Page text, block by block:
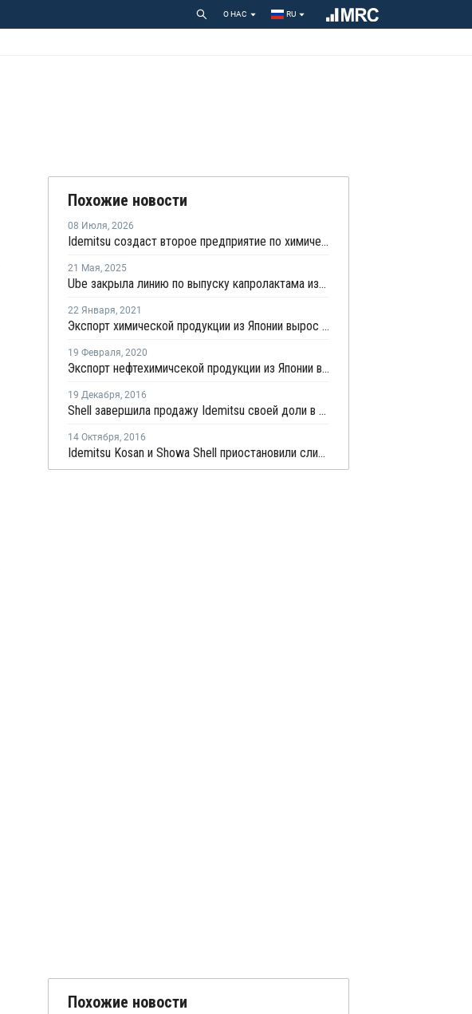
О НАС RU
Похожие новости
08 Июля, 2026
Idemitsu создаст второе предприятие по химической переработке отходов в Японии
21 Мая, 2025
Ube закрыла линию по выпуску капролактама из-за технической проблемы в Таиланде
22 Января, 2021
Экспорт химической продукции из Японии вырос в декабре на 10%
19 Февраля, 2020
Экспорт нефтехимичсекой продукции из Японии в январе снизился на 4,5%
19 Декабря, 2016
Shell завершила продажу Idemitsu своей доли в Showa Shell Sekiyu
14 Октября, 2016
Idemitsu Kosan и Showa Shell приостановили слияние компаний
Похожие новости